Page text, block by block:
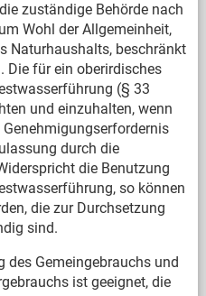
zuständige Behörde nach
Wohl der Allgemeinheit,
Naturhaushalts, beschränkt
Die für ein oberirdisches
(§ 33
und einzuhalten, wenn
durch die
die Benutzung
so können
die zur Durchsetzung
sind.
des Gemeingebrauchs und
ist geeignet, die